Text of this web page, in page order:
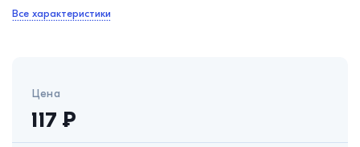
Все характеристики
Цена
117 ₽